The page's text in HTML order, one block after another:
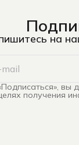
на
вы
получения